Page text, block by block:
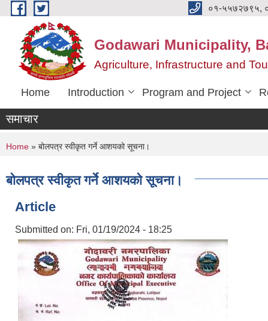
Skip to main content ०१-५५७२७९५,
Godawari Municipality,
Agriculture, Infrastructure and
Home Introduction Program and Project
समाचार
You are here
Home » बोलपत्र स्वीकृत गर्ने आशयको सूचना।
बोलपत्र स्वीकृत गर्ने आशयको सूचना।
Article
Submitted on: Fri, 01/19/2024 - 18:25